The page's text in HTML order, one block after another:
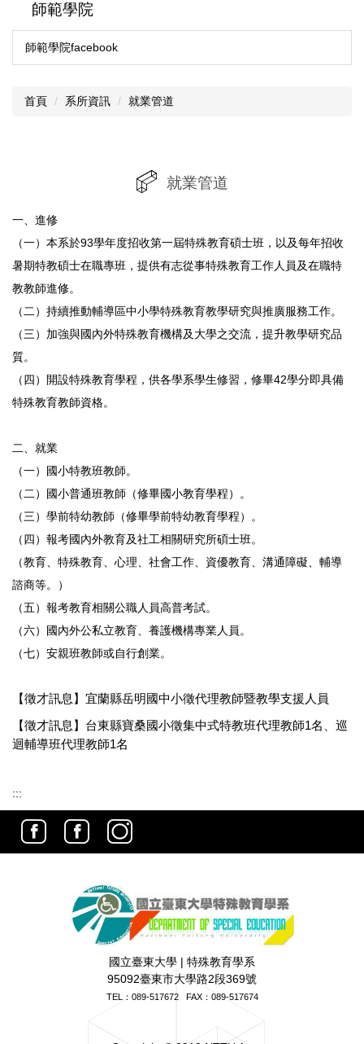
師範學院
師範學院facebook
首頁 系所資訊 就業管道
就業管道
一、進修
（一）本系於93學年度招收第一屆特殊教育碩士班，以及每年招收
暑期特教碩士在職專班，提供有志從事特殊教育工作人員及在職特
教教師進修。
（二）持續推動輔導區中小學特殊教育教學研究與推廣服務工作。
（三）加強與國內外特殊教育機構及大學之交流，提升教學研究品
質。
（四）開設特殊教育學程，供各學系學生修習，修畢42學分即具備
特殊教育教師資格。
二、就業
（一）國小特教班教師。
（二）國小普通班教師（修畢國小教育學程）。
（三）學前特幼教師（修畢學前特幼教育學程）。
（四）報考國內外教育及社工相關研究所碩士班。
（教育、特殊教育、心理、社會工作、資優教育、溝通障礙、輔導
諮商等。）
（五）報考教育相關公職人員高普考試。
（六）國內外公私立教育、養護機構專業人員。
（七）安親班教師或自行創業。
【徵才訊息】宜蘭縣岳明國中小徵代理教師暨教學支援人員
【徵才訊息】台東縣寶桑國小徵集中式特教班代理教師1名、巡
迴輔導班代理教師1名
:::
國立臺東大學 | 特殊教育學系
95092臺東市大學路2段369號
TEL： 089-517672FAX：089-517674